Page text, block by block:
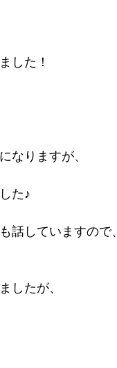
した！
なりますが、
た♪
話していますので、
したが、